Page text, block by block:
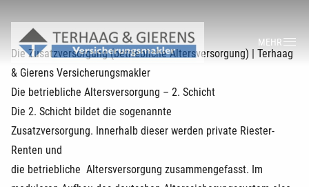
MEHR
Die Zusatzversorgung (betriebliche Altersversorgung) | Terhaag
& Gierens Versicherungsmakler
Die betriebliche Altersversorgung – 2. Schicht
Die 2. Schicht bildet die sogenannte
Zusatzversorgung. Innerhalb dieser werden private Riester-
Renten und
die betriebliche Altersversorgung zusammengefasst. Im